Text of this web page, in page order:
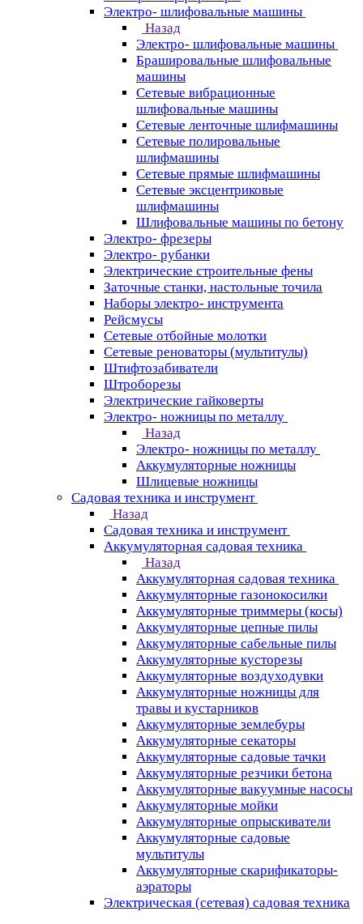
Электро- шлифовальные машины
Назад
Электро- шлифовальные машины
Брашировальные шлифовальные
машины
Сетевые вибрационные
шлифовальные машины
Сетевые ленточные шлифмашины
Сетевые полировальные
шлифмашины
Сетевые прямые шлифмашины
Сетевые эксцентриковые
шлифмашины
Шлифовальные машины по бетону
Электро- фрезеры
Электро- рубанки
Электрические строительные фены
Заточные станки, настольные точила
Наборы электро- инструмента
Рейсмусы
Сетевые отбойные молотки
Сетевые реноваторы (мультитулы)
Штифтозабиватели
Штроборезы
Электрические гайковерты
Электро- ножницы по металлу
Назад
Электро- ножницы по металлу
Аккумуляторные ножницы
Шлицевые ножницы
Cадовая техника и инструмент
Назад
Cадовая техника и инструмент
Аккумуляторная садовая техника
Назад
Аккумуляторная садовая техника
Аккумуляторные газонокосилки
Аккумуляторные триммеры (косы)
Аккумуляторные цепные пилы
Аккумуляторные сабельные пилы
Аккумуляторные кусторезы
Аккумуляторные воздуходувки
Аккумуляторные ножницы для
травы и кустарников
Аккумуляторные землебуры
Аккумуляторные секаторы
Аккумуляторные садовые тачки
Аккумуляторные резчики бетона
Аккумуляторные вакуумные насосы
Аккумуляторные мойки
Аккумуляторные опрыскиватели
Аккумуляторные садовые
мультитулы
Аккумуляторные скарификаторы-
аэраторы
Электрическая (сетевая) садовая техника